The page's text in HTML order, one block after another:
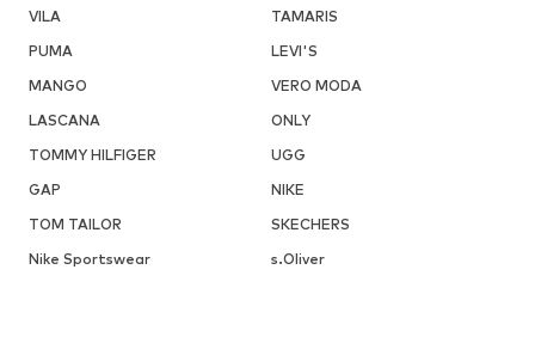
VILA
TAMARIS
PUMA
LEVI'S
MANGO
VERO MODA
LASCANA
ONLY
TOMMY HILFIGER
UGG
GAP
NIKE
TOM TAILOR
SKECHERS
Nike Sportswear
s.Oliver